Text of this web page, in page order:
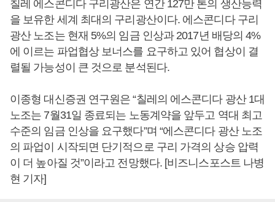
칠레 에스콘디다 구리광산은 연간 127만 톤의 생산능력
을 보유한 세계 최대의 구리광산이다. 에스콘디다 구리
광산 노조는 현재 5%의 임금 인상과 2017년 배당의 4%
에 이르는 파업협상 보너스를 요구하고 있어 협상이 결
렬될 가능성이 큰 것으로 분석된다.
이종형 대신증권 연구원은 “칠레의 에스콘디다 광산 1대
노조는 7월31일 종료되는 노동계약을 앞두고 역대 최고
수준의 임금 인상을 요구했다”며 “에스콘디다 광산 노조
의 파업이 시작되면 단기적으로 구리 가격의 상승 압력
이 더 높아질 것”이라고 전망했다. [비즈니스포스트 나병
현 기자]